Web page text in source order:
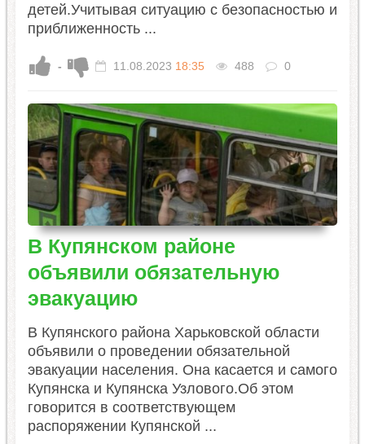
детей.Учитывая ситуацию с безопасностью и
приближенность ...
- 11.08.2023 18:35 488 0
В Купянском районе
объявили обязательную
эвакуацию
В Купянского района Харьковской области
объявили о проведении обязательной
эвакуации населения. Она касается и самого
Купянска и Купянска Узлового.Об этом
говорится в соответствующем
распоряжении Купянской ...